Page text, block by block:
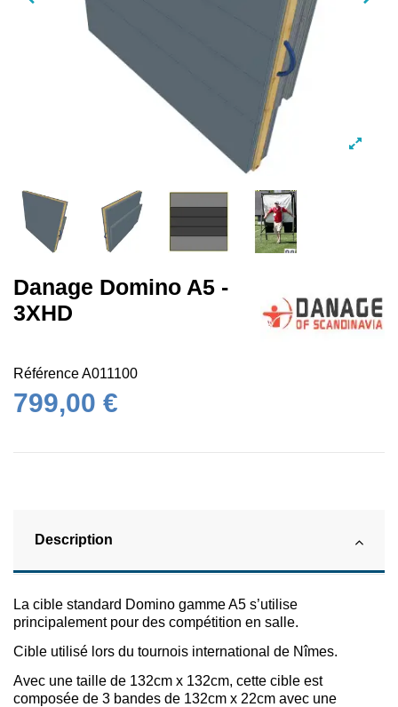
Danage Domino A5 -
3XHD
RéférenceA011100
799,00 €
Description
La cible standard Domino gamme A5 s’utilise
principalement pour des compétition en salle.
Cible utilisé lors du tournois international de Nîmes.
Avec une taille de 132cm x 132cm, cette cible est
composée de 3 bandes de 132cm x 22cm avec une